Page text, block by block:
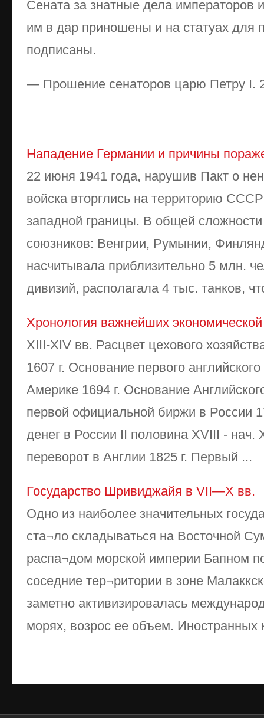
Сената за знатные дела императоров
им в дар приношены и на статуах для
подписаны.
— Прошение сенаторов царю Петру I.
Нападение Германии и причины
22 июня 1941 года, нарушив Пакт о
войска вторглись на территорию
западной границы. В общей
союзников: Венгрии, Румынии,
насчитывала приблизительно 5 млн.
дивизий, располагала 4 тыс. танков,
Хронология важнейших
XIII-XIV вв. Расцвет цехового
1607 г. Основание первого
Америке 1694 г. Основание
первой официальной биржи в России
денег в России II половина XVIII -
переворот в Англии 1825 г. Первый ...
Государство Шривиджайя в VII—X вв.
Одно из наиболее значительных
ста¬ло складываться на Восточной
распа¬дом морской империи Бапном
соседние тер¬ритории в зоне
заметно активизировалась
морях, возрос ее объем. Иностранных